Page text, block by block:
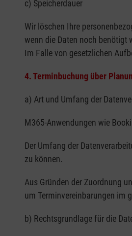
c) Speicherdauer
Wir löschen Ihre
wenn die Daten noch benötigt
Im Falle von gesetzlichen
4. Terminbuchung über
a) Art und Umfang der
M365-Anwendungen wie
Der Umfang der
zu können.
Aus Gründen der Zuordnung
um Terminvereinbarungen im
b) Rechtsgrundlage für die